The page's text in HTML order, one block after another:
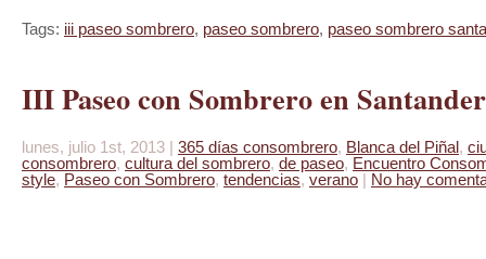
Tags: iii paseo sombrero, paseo sombrero, paseo sombrero
III Paseo con Sombrero en Santander
lunes, julio 1st, 2013 | 365 días consombrero, Blanca del Piñal,
consombrero, cultura del sombrero, de paseo, Encuentro
style, Paseo con Sombrero, tendencias, verano | No hay